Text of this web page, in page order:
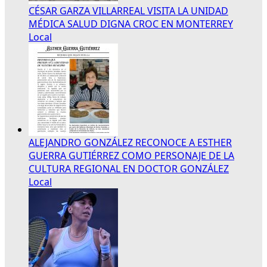
CÉSAR GARZA VILLARREAL VISITA LA UNIDAD
MÉDICA SALUD DIGNA CROC EN MONTERREY
Local
ALEJANDRO GONZÁLEZ RECONOCE A ESTHER
GUERRA GUTIÉRREZ COMO PERSONAJE DE LA
CULTURA REGIONAL EN DOCTOR GONZÁLEZ
Local